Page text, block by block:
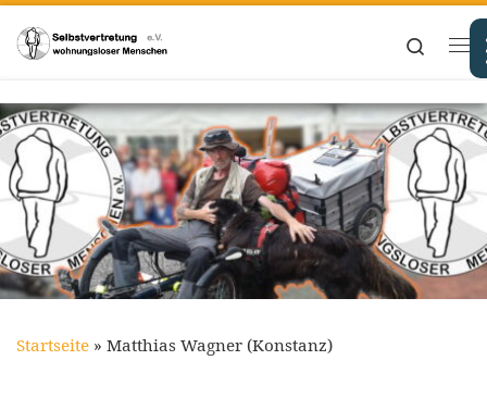
Zum Inhalt springen
Search
Startseite » Matthias Wagner (Konstanz)